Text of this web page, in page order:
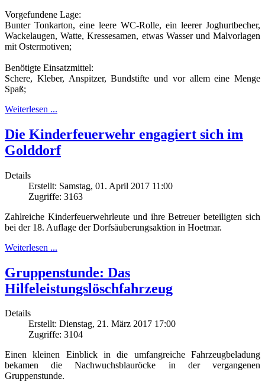
Vorgefundene Lage:
Bunter Tonkarton, eine leere WC-Rolle, ein leerer Joghurtbecher,
Wackelaugen, Watte, Kressesamen, etwas Wasser und Malvorlagen
mit Ostermotiven;
Benötigte Einsatzmittel:
Schere, Kleber, Anspitzer, Bundstifte und vor allem eine Menge
Spaß;
Weiterlesen ...
Die Kinderfeuerwehr engagiert sich im
Golddorf
Details
Erstellt: Samstag, 01. April 2017 11:00
Zugriffe: 3163
Zahlreiche Kinderfeuerwehrleute und ihre Betreuer beteiligten sich
bei der 18. Auflage der Dorfsäuberungsaktion in Hoetmar.
Weiterlesen ...
Gruppenstunde: Das
Hilfeleistungslöschfahrzeug
Details
Erstellt: Dienstag, 21. März 2017 17:00
Zugriffe: 3104
Einen kleinen Einblick in die umfangreiche Fahrzeugbeladung
bekamen die Nachwuchsblauröcke in der vergangenen
Gruppenstunde.